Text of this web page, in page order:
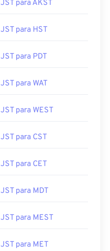
JST para AKST
JST para HST
JST para PDT
JST para WAT
JST para WEST
JST para CST
JST para CET
JST para MDT
JST para MEST
JST para MET